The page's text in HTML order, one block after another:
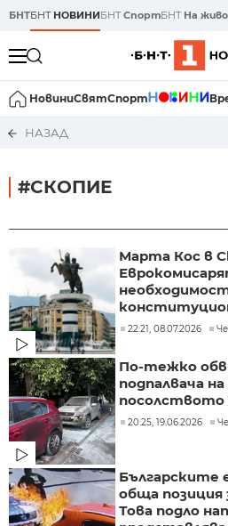
БНТБНТ НОВИНИБНТСпортБНТ На живо
НовиниСвятСпорт
НАЗАД
#СКОПИЕ
Марта Кос в
22:21, 08.07.2026
По-тежко
подпалвача
посолството
20:25, 19.06.2026
Българските
обща позиция
Това подло